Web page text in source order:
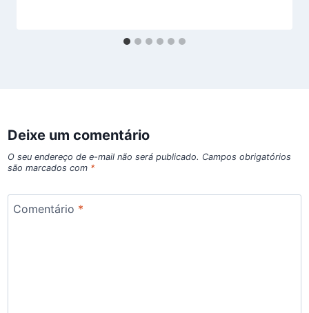
Deixe um comentário
O seu endereço de e-mail não será publicado. Campos obrigatórios
são marcados com *
Comentário *